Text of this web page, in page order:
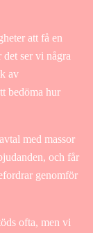
att få en
ser vi några
av
bedöma hur
med massor
och får
genomför
ofta, men vi